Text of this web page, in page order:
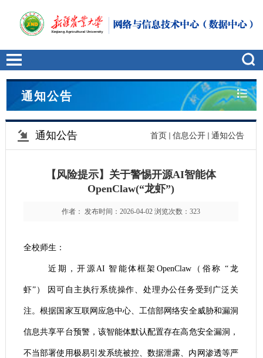
通知公告
通知公告 首页 信息公开 通知公告
【风险提示】关于警惕开源AI智能体
OpenClaw(“龙虾”)
作者： 发布时间：2026-04-02 浏览次数： 323
全校师生：
近期，开源 AI 智能体框架 OpenClaw（俗称 “龙
虾”） 因可 自主执行系统操作、处理办公任务受到广泛关
注。根据 国家互联网应急中心、工信部网络安全威胁和漏洞
信息共享平台预警，该智能体默认配置存在高危安全漏洞 ，
不当部署使用极易引发系统被控、数据泄露、内网渗透等严